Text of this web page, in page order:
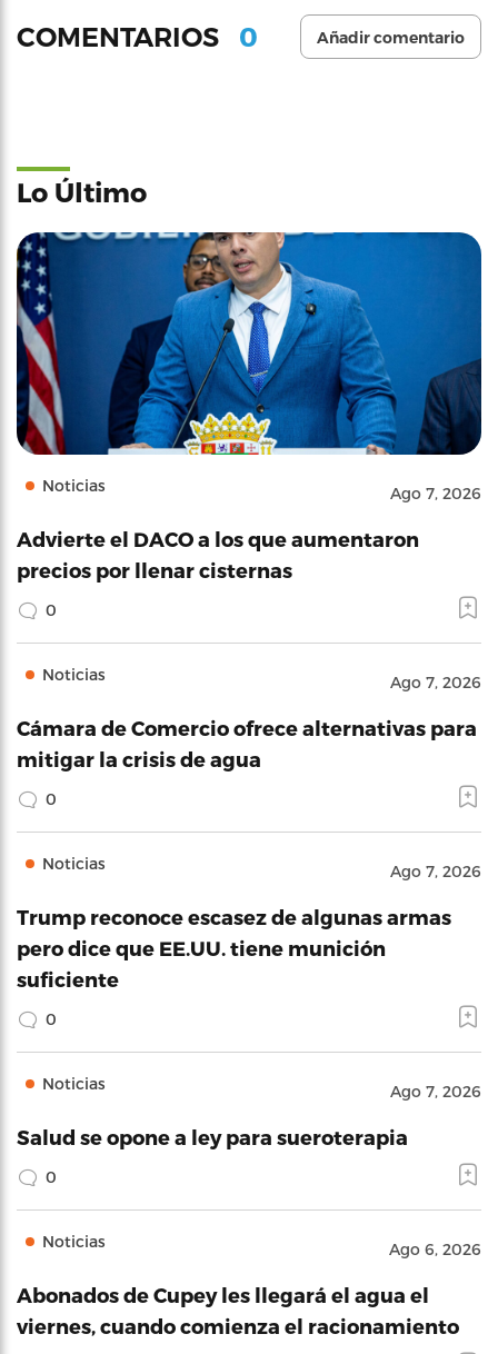
COMENTARIOS 0 Añadir comentario
Lo Último
Noticias Ago 7, 2026
Advierte el DACO a los que aumentaron
precios por llenar cisternas
0
Noticias Ago 7, 2026
Cámara de Comercio ofrece alternativas para
mitigar la crisis de agua
0
Noticias Ago 7, 2026
Trump reconoce escasez de algunas armas
pero dice que EE.UU. tiene munición
suficiente
0
Noticias Ago 7, 2026
Salud se opone a ley para sueroterapia
0
Noticias Ago 6, 2026
Abonados de Cupey les llegará el agua el
viernes, cuando comienza el racionamiento